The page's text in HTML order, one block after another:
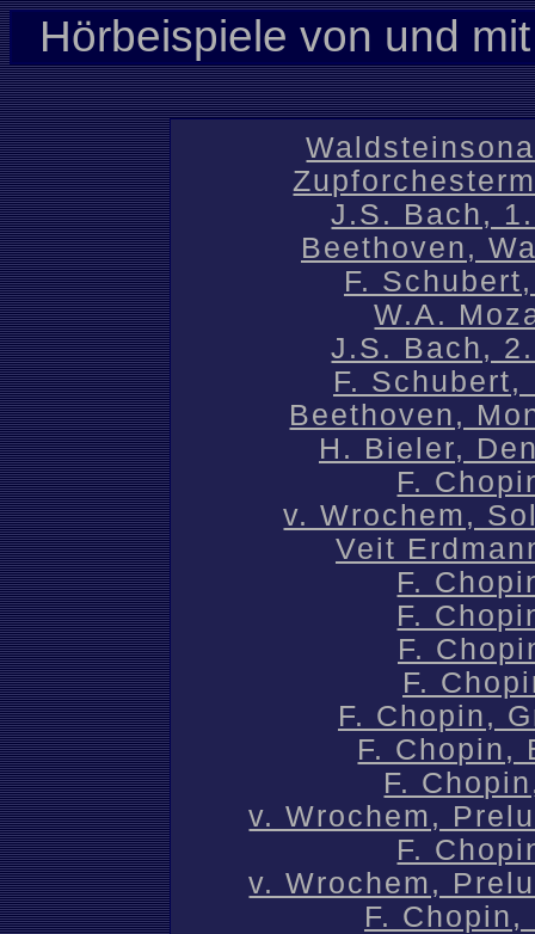
Hörbeispiele von und
J.S. Bach,
Beethoven,
F.
W.A.
J.S. Bach,
F. Schubert,
Beethoven,
H. Bieler,
F.
v. Wrochem,
Veit
F.
F.
F.
F.
F. Chopin,
F. Chopin,
F.
v. Wrochem,
F.
v. Wrochem,
F.